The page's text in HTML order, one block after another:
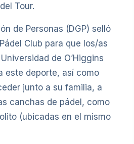
Tour.
de Personas (DGP) selló
Club para que los/as
de O’Higgins
este deporte, así como
junto a su familia, a
canchas de pádel, como
(ubicadas en el mismo